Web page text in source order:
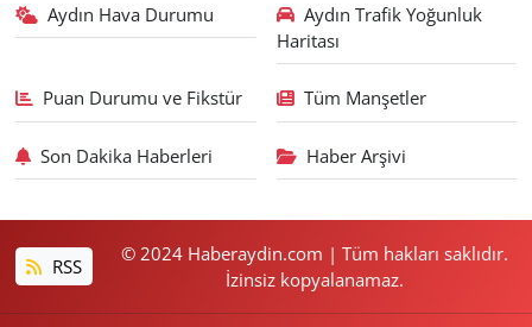
Aydın Hava Durumu
Aydın Trafik Yoğunluk
Haritası
Puan Durumu ve Fikstür Tüm Manşetler
Son Dakika Haberleri Haber Arşivi
RSS
© 2024 Haberaydin.com | Tüm hakları saklıdır.
İzinsiz kopyalanamaz.